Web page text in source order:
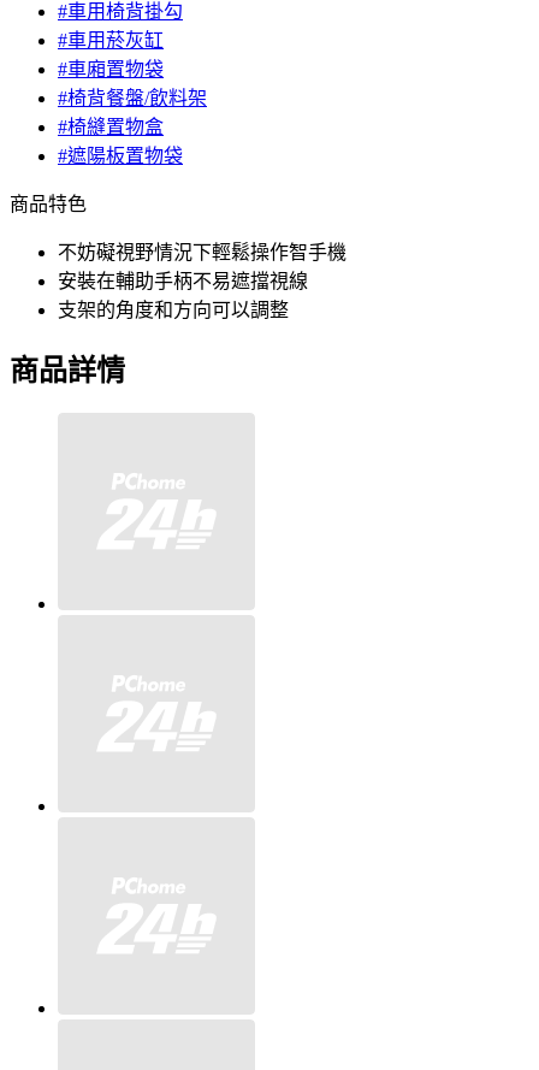
#車用椅背掛勾
#車用菸灰缸
#車廂置物袋
#椅背餐盤/飲料架
#椅縫置物盒
#遮陽板置物袋
商品特色
不妨礙視野情況下輕鬆操作智手機
安裝在輔助手柄不易遮擋視線
支架的角度和方向可以調整
商品詳情